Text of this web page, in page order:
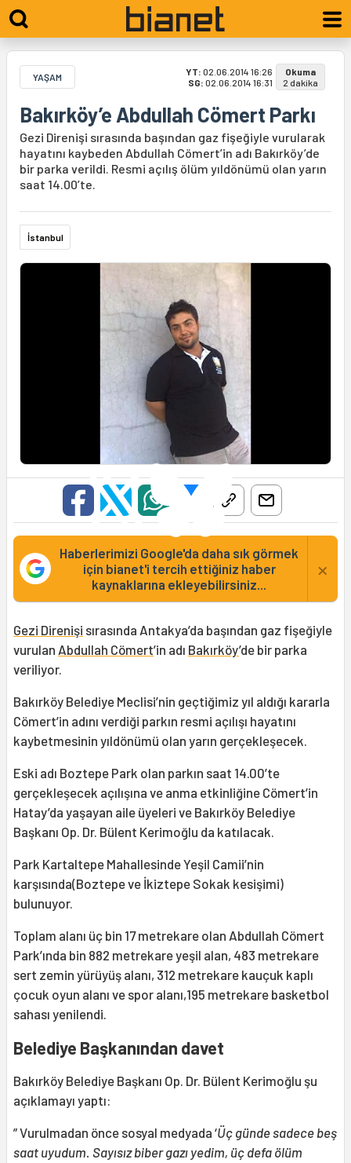
YAŞAM YT: 02.06.2014 16:26
SG: 02.06.2014 16:31
Okuma
2 dakika
Bakırköy’e Abdullah Cömert Parkı
Gezi Direnişi sırasında başından gaz fişeğiyle vurularak
hayatını kaybeden Abdullah Cömert’in adı Bakırköy’de
bir parka verildi. Resmi açılış ölüm yıldönümü olan yarın
saat 14.00’te.
İstanbul
Haberlerimizi Google'da daha sık görmek
için bianet'i tercih ettiğiniz haber
kaynaklarına ekleyebilirsiniz...
×
Gezi Direnişi sırasında Antakya’da başından gaz fişeğiyle
vurulan Abdullah Cömert’in adı Bakırköy’de bir parka
veriliyor.
Bakırköy Belediye Meclisi’nin geçtiğimiz yıl aldığı kararla
Cömert’in adını verdiği parkın resmi açılışı hayatını
kaybetmesinin yıldönümü olan yarın gerçekleşecek.
Eski adı Boztepe Park olan parkın saat 14.00’te
gerçekleşecek açılışına ve anma etkinliğine Cömert’in
Hatay’da yaşayan aile üyeleri ve Bakırköy Belediye
Başkanı Op. Dr. Bülent Kerimoğlu da katılacak.
Park Kartaltepe Mahallesinde Yeşil Camii’nin
karşısında(Boztepe ve İkiztepe Sokak kesişimi)
bulunuyor.
Toplam alanı üç bin 17 metrekare olan Abdullah Cömert
Park’ında bin 882 metrekare yeşil alan, 483 metrekare
sert zemin yürüyüş alanı, 312 metrekare kauçuk kaplı
çocuk oyun alanı ve spor alanı,195 metrekare basketbol
sahası yenilendi.
Belediye Başkanından davet
Bakırköy Belediye Başkanı Op. Dr. Bülent Kerimoğlu şu
açıklamayı yaptı:
” Vurulmadan önce sosyal medyada ‘Üç günde sadece beş
saat uyudum. Sayısız biber gazı yedim, üç defa ölüm